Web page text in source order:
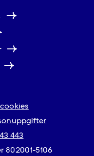
443
802001-5106